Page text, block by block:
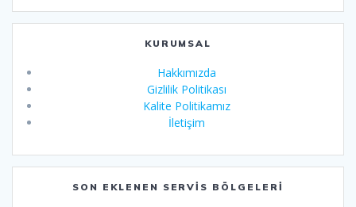
KURUMSAL
Hakkımızda
Gizlilik Politikası
Kalite Politikamız
İletişim
SON EKLENEN SERVIS BÖLGELERI